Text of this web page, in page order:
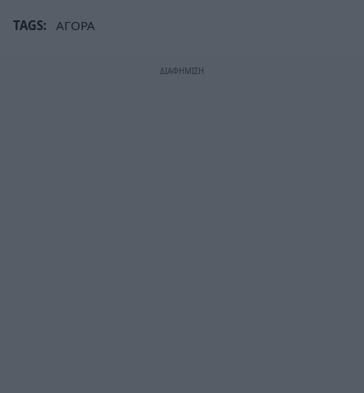
TAGS: ΑΓΟΡΑ